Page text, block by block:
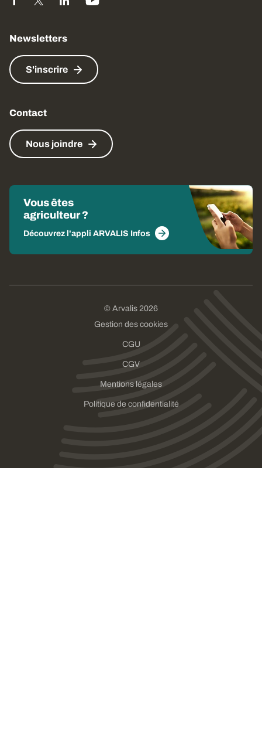
Newsletters
S'inscrire
Contact
Nous joindre
Vous êtes
agriculteur ?
Découvrez l'appli ARVALIS Infos
© Arvalis 2026
Gestion des cookies
CGU
CGV
Mentions légales
Politique de confidentialité